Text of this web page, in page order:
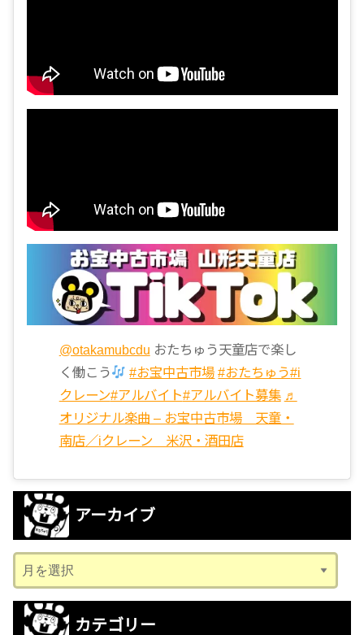
@otakamubcdu おたちゅう天童店で楽し
く働こう
#お宝中古市場 #おたちゅう#i
クレーン#アルバイト#アルバイト募集 ♬
オリジナル楽曲 – お宝中古市場 天童・
南店／iクレーン 米沢・酒田店
アーカイブ
ー
カ
カテゴリー